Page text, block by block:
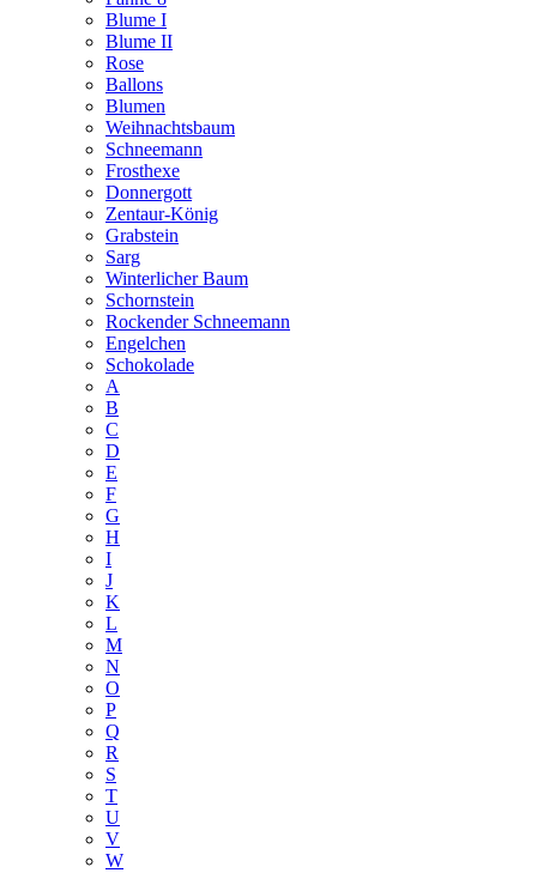
Blume I
Blume II
Rose
Ballons
Blumen
Weihnachtsbaum
Schneemann
Frosthexe
Donnergott
Zentaur-König
Grabstein
Sarg
Winterlicher Baum
Schornstein
Rockender Schneemann
Engelchen
Schokolade
A
B
C
D
E
F
G
H
I
J
K
L
M
N
O
P
Q
R
S
T
U
V
W